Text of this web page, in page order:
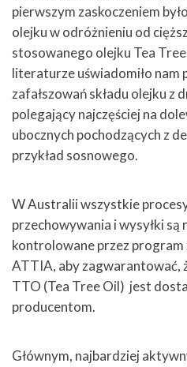
pierwszym zaskoczeniem
olejku w odróżnieniu od
stosowanego olejku Tea
literaturze uświadomiło nam
zafałszowań składu olejku z
polegający najczęściej na
ubocznych pochodzących z
przykład sosnowego.
W Australii wszystkie
przechowywania i wysyłki
kontrolowane przez program
ATTIA, aby zagwarantować,
TTO (Tea Tree Oil) jest
producentom.
Głównym, najbardziej